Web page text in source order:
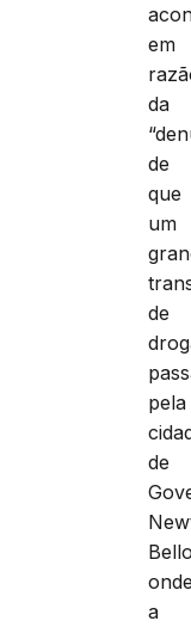
em
da
de
que
um
de
pela
de
a